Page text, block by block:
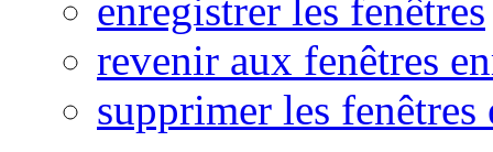
enregistrer les fenêtres
revenir aux fenêtres
supprimer les fenêtres